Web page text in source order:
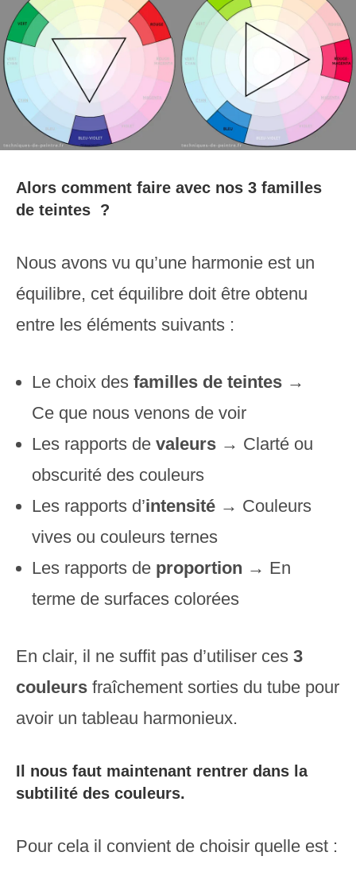
Alors comment faire avec nos 3 familles
de teintes ?
Nous avons vu qu’une harmonie est un
équilibre, cet équilibre doit être obtenu
entre les éléments suivants :
Le choix des familles de teintes →
Ce que nous venons de voir
Les rapports de valeurs → Clarté ou
obscurité des couleurs
Les rapports d’intensité → Couleurs
vives ou couleurs ternes
Les rapports de proportion → En
terme de surfaces colorées
En clair, il ne suffit pas d’utiliser ces 3
couleurs fraîchement sorties du tube pour
avoir un tableau harmonieux.
Il nous faut maintenant rentrer dans la
subtilité des couleurs.
Pour cela il convient de choisir quelle est :